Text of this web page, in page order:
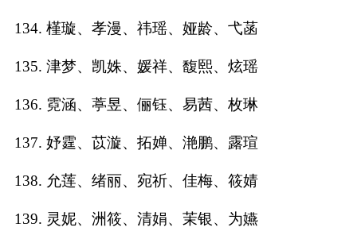
134. 槿璇、孝漫、祎瑶、娅龄、弋菡
135. 津梦、凯姝、媛祥、馥熙、炫瑶
136. 霓涵、葶昱、俪钰、易茜、枚琳
137. 妤霆、苡漩、拓婵、滟鹏、露瑄
138. 允莲、绪丽、宛祈、佳梅、筱婧
139. 灵妮、洲筱、清娟、茉银、为嬿